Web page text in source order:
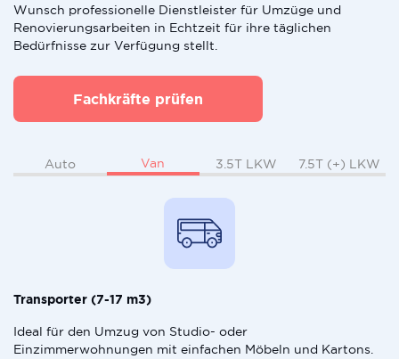
Wunsch professionelle Dienstleister für Umzüge und
Renovierungsarbeiten in Echtzeit für ihre täglichen
Bedürfnisse zur Verfügung stellt.
Fachkräfte prüfen
Auto Van 3.5T LKW 7.5T (+) LKW
Transporter (7-17 m3)
Ideal für den Umzug von Studio- oder
Einzimmerwohnungen mit einfachen Möbeln und Kartons.